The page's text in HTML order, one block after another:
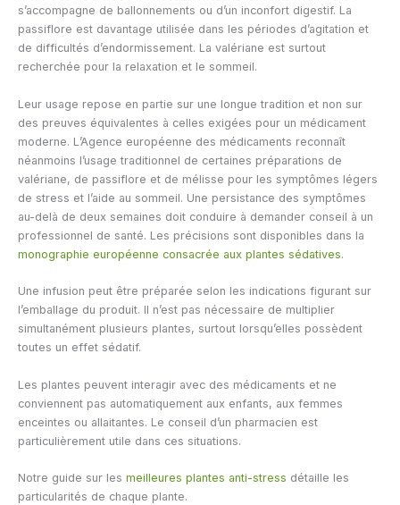
s’accompagne de ballonnements ou d’un inconfort digestif. La
passiflore est davantage utilisée dans les périodes d’agitation et
de difficultés d’endormissement. La valériane est surtout
recherchée pour la relaxation et le sommeil.
Leur usage repose en partie sur une longue tradition et non sur
des preuves équivalentes à celles exigées pour un médicament
moderne. L’Agence européenne des médicaments reconnaît
néanmoins l’usage traditionnel de certaines préparations de
valériane, de passiflore et de mélisse pour les symptômes légers
de stress et l’aide au sommeil. Une persistance des symptômes
au-delà de deux semaines doit conduire à demander conseil à un
professionnel de santé. Les précisions sont disponibles dans la
monographie européenne consacrée aux plantes sédatives.
Une infusion peut être préparée selon les indications figurant sur
l’emballage du produit. Il n’est pas nécessaire de multiplier
simultanément plusieurs plantes, surtout lorsqu’elles possèdent
toutes un effet sédatif.
Les plantes peuvent interagir avec des médicaments et ne
conviennent pas automatiquement aux enfants, aux femmes
enceintes ou allaitantes. Le conseil d’un pharmacien est
particulièrement utile dans ces situations.
Notre guide sur les meilleures plantes anti-stress détaille les
particularités de chaque plante.